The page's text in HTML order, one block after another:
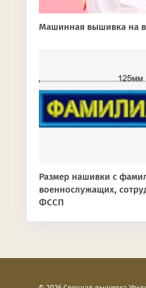
Машинная вышивка на
Размер нашивки с
военнослужащих,
ФССП